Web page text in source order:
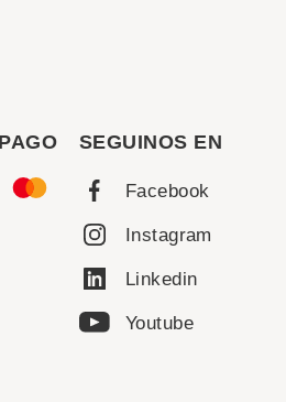
SEGUINOS EN
Facebook
Instagram
Linkedin
Youtube